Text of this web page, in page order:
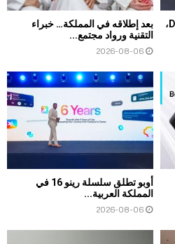
أطلقت Synology جهاز DVA7400،
بعد إطلاقه في المملكة… خبراء
التقنية ورواد مجتمع...
2026-08-06
أوبو تطلق سلسلة رينو 16 في
المملكة العربية...
2026-08-06